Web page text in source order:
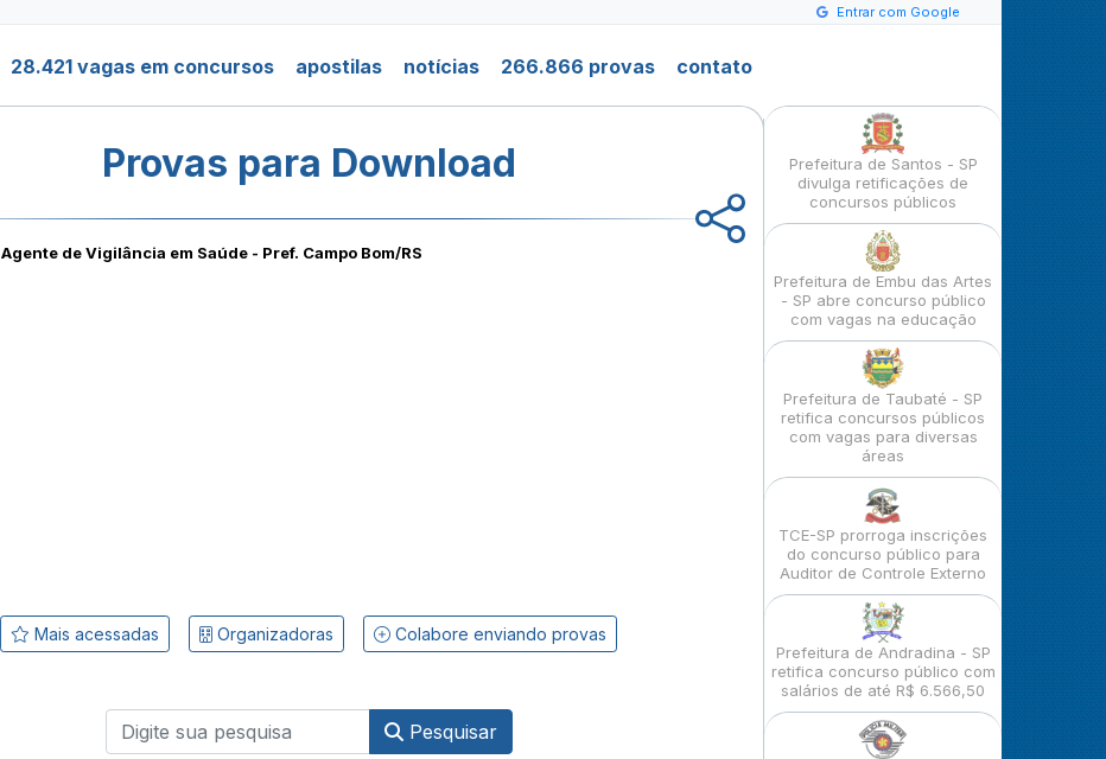
Entrar com Google
28.421 vagas em concursos apostilas notícias 266.866 provas contato
Provas para Download
Agente de Vigilância em Saúde - Pref. Campo Bom/RS
Mais acessadas Organizadoras Colabore enviando provas
Pesquisar
Prefeitura de Santos - SP
divulga retificações de
concursos públicos
Prefeitura de Embu das Artes
- SP abre concurso público
com vagas na educação
Prefeitura de Taubaté - SP
retifica concursos públicos
com vagas para diversas
áreas
TCE-SP prorroga inscrições
do concurso público para
Auditor de Controle Externo
Prefeitura de Andradina - SP
retifica concurso público com
salários de até R$ 6.566,50